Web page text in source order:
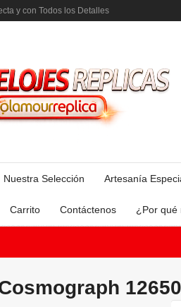
y con Todos los Detalles
Nuestra Selección Artesanía
Carrito Contáctenos ¿Por qué